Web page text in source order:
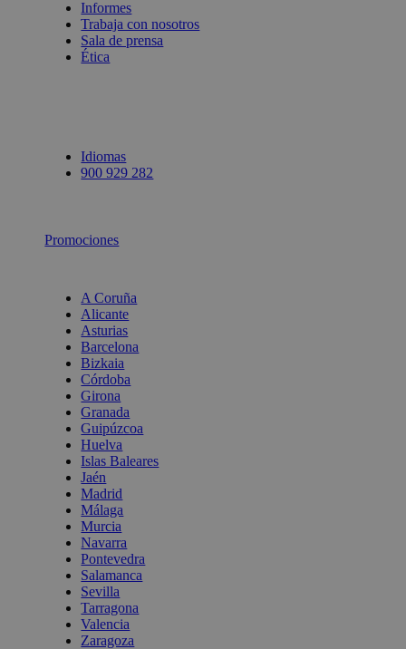
Informes
Trabaja con nosotros
Sala de prensa
Ética
Idiomas
900 929 282
Promociones
A Coruña
Alicante
Asturias
Barcelona
Bizkaia
Córdoba
Girona
Granada
Guipúzcoa
Huelva
Islas Baleares
Jaén
Madrid
Málaga
Murcia
Navarra
Pontevedra
Salamanca
Sevilla
Tarragona
Valencia
Zaragoza